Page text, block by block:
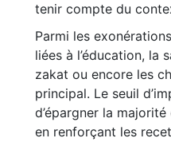
tenir compte du
Parmi les
liées à l’éducation, la
zakat ou encore les
principal. Le seuil
d’épargner la
en renforçant les